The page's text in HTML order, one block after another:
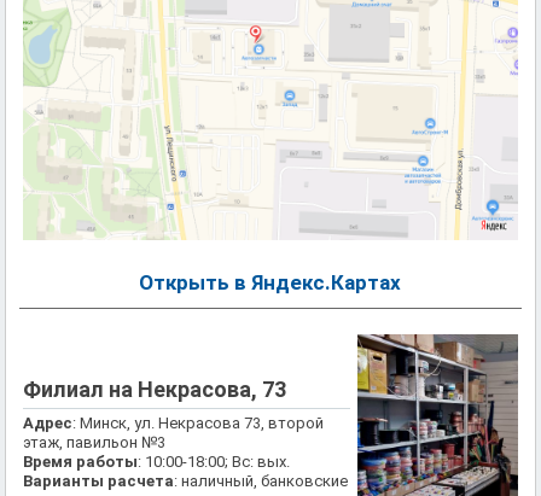
Открыть в Яндекс.Картах
Филиал на Некрасова, 73
Адрес: Минск, ул. Некрасова 73, второй
этаж, павильон №3
Время работы: 10:00-18:00; Вс: вых.
Варианты расчета: наличный, банковские